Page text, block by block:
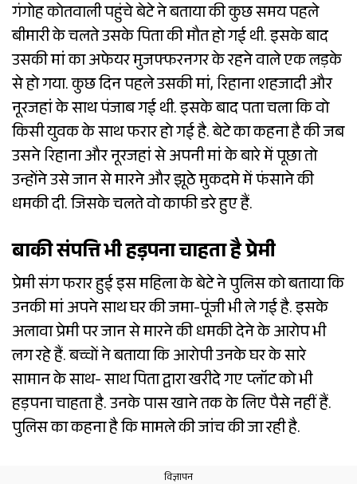
गंगोह कोतवाली पहुंचे बेटे ने बताया की कुछ समय पहले
बीमारी के चलते उसके पिता की मौत हो गई थी. इसके बाद
उसकी मां का अफेयर मुजफ्फरनगर के रहने वाले एक लड़के
से हो गया. कुछ दिन पहले उसकी मां, रिहाना शहजादी और
नूरजहां के साथ पंजाब गई थी. इसके बाद पता चला कि वो
किसी युवक के साथ फरार हो गई है. बेटे का कहना है की जब
उसने रिहाना और नूरजहां से अपनी मां के बारे में पूछा तो
उन्होंने उसे जान से मारने और झूठे मुकदमे में फंसाने की
धमकी दी. जिसके चलते वो काफी डरे हुए हैं.
बाकी संपत्ति भी हड़पना चाहता है प्रेमी
प्रेमी संग फरार हुई इस महिला के बेटे ने पुलिस को बताया कि
उनकी मां अपने साथ घर की जमा-पूंजी भी ले गई है. इसके
अलावा प्रेमी पर जान से मारने की धमकी देने के आरोप भी
लग रहे हैं. बच्चों ने बताया कि आरोपी उनके घर के सारे
सामान के साथ- साथ पिता द्वारा खरीदे गए प्लॉट को भी
हड़पना चाहता है. उनके पास खाने तक के लिए पैसे नहीं हैं.
पुलिस का कहना है कि मामले की जांच की जा रही है.